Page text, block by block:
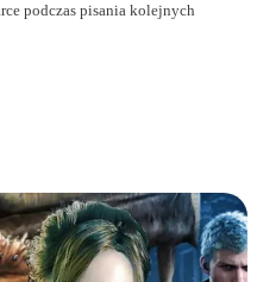
podczas pisania kolejnych